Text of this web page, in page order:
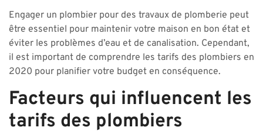
Engager un plombier pour des travaux de plomberie peut
être essentiel pour maintenir votre maison en bon état et
éviter les problèmes d’eau et de canalisation. Cependant,
il est important de comprendre les tarifs des plombiers en
2020 pour planifier votre budget en conséquence.
Facteurs qui influencent les
tarifs des plombiers